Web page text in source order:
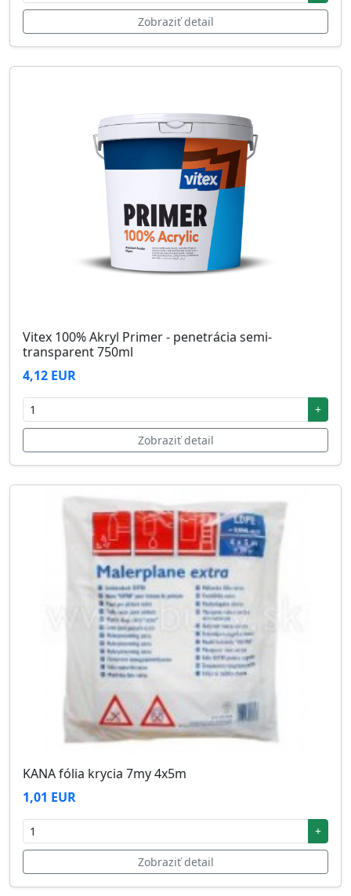
Zobraziť detail
Vitex 100% Akryl Primer - penetrácia semi-
transparent 750ml
4,12 EUR
+
Zobraziť detail
KANA fólia krycia 7my 4x5m
1,01 EUR
+
Zobraziť detail